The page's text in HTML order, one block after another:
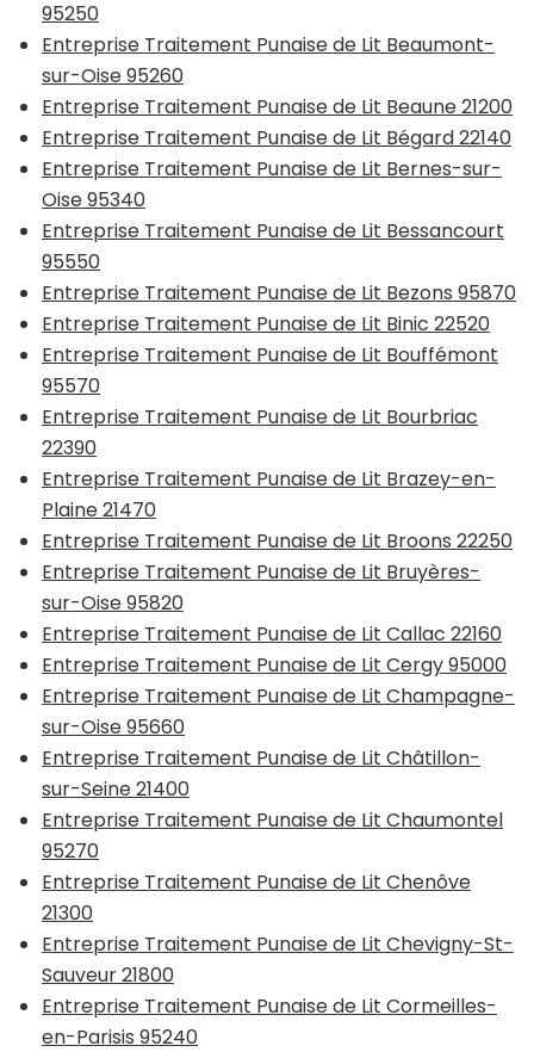
95250
Entreprise Traitement Punaise de Lit Beaumont-
sur-Oise 95260
Entreprise Traitement Punaise de Lit Beaune 21200
Entreprise Traitement Punaise de Lit Bégard 22140
Entreprise Traitement Punaise de Lit Bernes-sur-
Oise 95340
Entreprise Traitement Punaise de Lit Bessancourt
95550
Entreprise Traitement Punaise de Lit Bezons 95870
Entreprise Traitement Punaise de Lit Binic 22520
Entreprise Traitement Punaise de Lit Bouffémont
95570
Entreprise Traitement Punaise de Lit Bourbriac
22390
Entreprise Traitement Punaise de Lit Brazey-en-
Plaine 21470
Entreprise Traitement Punaise de Lit Broons 22250
Entreprise Traitement Punaise de Lit Bruyères-
sur-Oise 95820
Entreprise Traitement Punaise de Lit Callac 22160
Entreprise Traitement Punaise de Lit Cergy 95000
Entreprise Traitement Punaise de Lit Champagne-
sur-Oise 95660
Entreprise Traitement Punaise de Lit Châtillon-
sur-Seine 21400
Entreprise Traitement Punaise de Lit Chaumontel
95270
Entreprise Traitement Punaise de Lit Chenôve
21300
Entreprise Traitement Punaise de Lit Chevigny-St-
Sauveur 21800
Entreprise Traitement Punaise de Lit Cormeilles-
en-Parisis 95240